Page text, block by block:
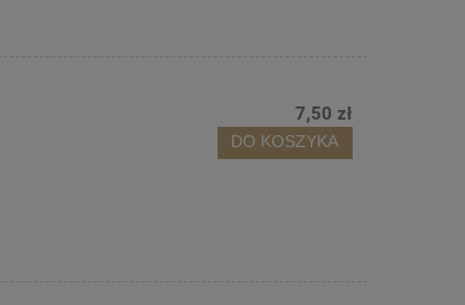
7,50 zł
DO KOSZYKA